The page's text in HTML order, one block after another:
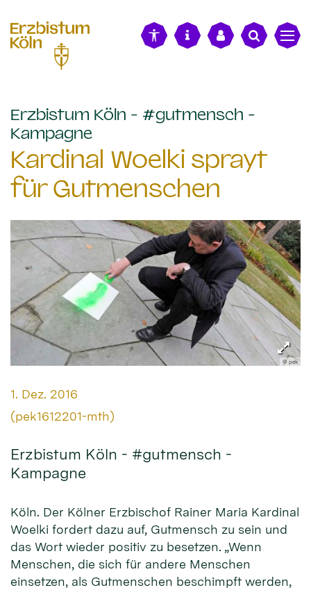
Erzbistum Köln - #gutmensch -
Kampagne:
Kardinal Woelki sprayt
für Gutmenschen
© pek
Datum:
1. Dez. 2016
Von:
(pek1612201-mth)
Erzbistum Köln - #gutmensch -
Kampagne
Köln. Der Kölner Erzbischof Rainer Maria Kardinal
Woelki fordert dazu auf, Gutmensch zu sein und
das Wort wieder positiv zu besetzen. „Wenn
Menschen, die sich für andere Menschen
einsetzen, als Gutmenschen beschimpft werden,